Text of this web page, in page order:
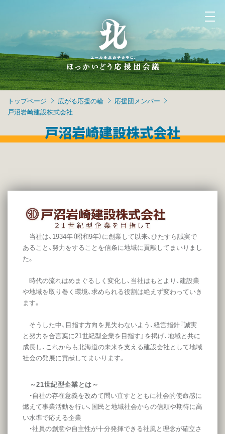
トップページ 広がる応援の輪
応援団メンバー
戸沼岩崎建設株式会社
戸沼岩崎建設株式会社
当社は、1934年（昭和9年）に創業して以来、ひたすら誠実で
あること、努力をすることを信条に地域に貢献してまいりまし
た。
時代の流れはめまぐるしく変化し、当社はもとより、建設業
や地域を取り巻く環境、求められる役割は絶えず変わっていき
ます。
そうした中、目指す方向を見失わないよう、経営指針『誠実
と努力を合言葉に21世紀型企業を目指す』を掲げ、地域と共に
成長し、これからも北海道の未来を支える建設会社として地域
社会の発展に貢献してまいります。
～21世紀型企業とは～
・自社の存在意義を改めて問い直すとともに社会的使命感に
燃えて事業活動を行い、国民と地域社会からの信頼や期待に高
い水準で応える企業
・社員の創意や自主性が十分発揮できる社風と理念が確立さ